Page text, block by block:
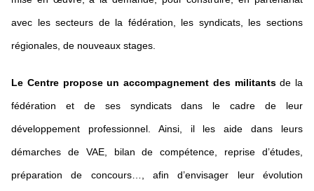
avec les secteurs de la fédération, les syndicats, les sections
régionales, de nouveaux stages.
Le Centre propose un accompagnement des militantsde la
fédération et de ses syndicats dans le cadre de leur
développement professionnel. Ainsi, il les aide dans leurs
démarches de VAE, bilan de compétence, reprise d’études,
préparation de concours…, afin d’envisager leur évolution